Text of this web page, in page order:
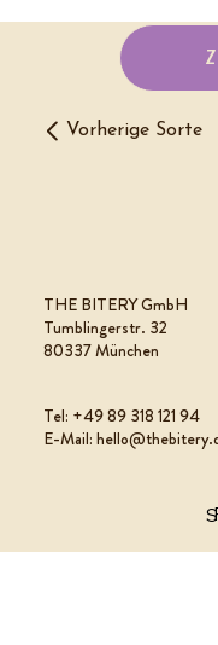
Vorherige Sorte
THE BITERY GmbH
Tumblingerstr. 32
80337 München
Tel: +49 89 318 121 94
E-Mail: